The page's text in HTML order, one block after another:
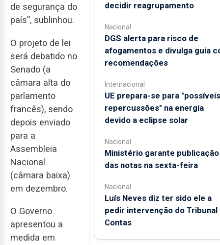
de segurança do
país”, sublinhou.
O projeto de lei
será debatido no
Senado (a
câmara alta do
parlamento
francês), sendo
depois enviado
para a
Assembleia
Nacional
(câmara baixa)
em dezembro.
O Governo
apresentou a
medida em
decidir reagrupamento
Nacional
DGS alerta para risco de
afogamentos e divulga guia
recomendações
Internacional
UE prepara-se para "possíveis
repercussões" na energia
devido a eclipse solar
Nacional
Ministério garante publicação
das notas na sexta-feira
Nacional
Luís Neves diz ter sido ele a
pedir intervenção do Tribunal
Contas